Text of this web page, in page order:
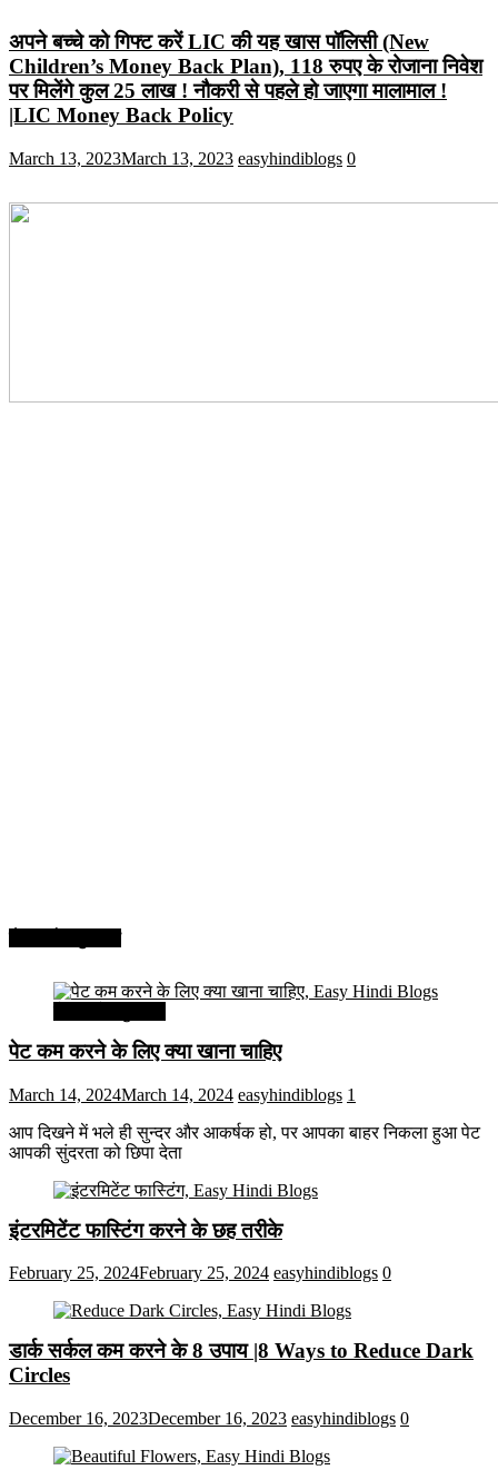
अपने बच्चे को गिफ्ट करें LIC की यह खास पॉलिसी (New
Children’s Money Back Plan), 118 रुपए के रोजाना निवेश
पर मिलेंगे कुल 25 लाख ! नौकरी से पहले हो जाएगा मालामाल !
|LIC Money Back Policy
March 13, 2023March 13, 2023 easyhindiblogs 0
पेट कम करने के लिए क्या खाना चाहिए
March 14, 2024March 14, 2024 easyhindiblogs 1
आप दिखने में भले ही सुन्दर और आकर्षक हो, पर आपका बाहर निकला हुआ पेट
आपकी सुंदरता को छिपा देता
इंटरमिटेंट फास्टिंग करने के छह तरीके
February 25, 2024February 25, 2024 easyhindiblogs 0
डार्क सर्कल कम करने के 8 उपाय |8 Ways to Reduce Dark
Circles
December 16, 2023December 16, 2023 easyhindiblogs 0